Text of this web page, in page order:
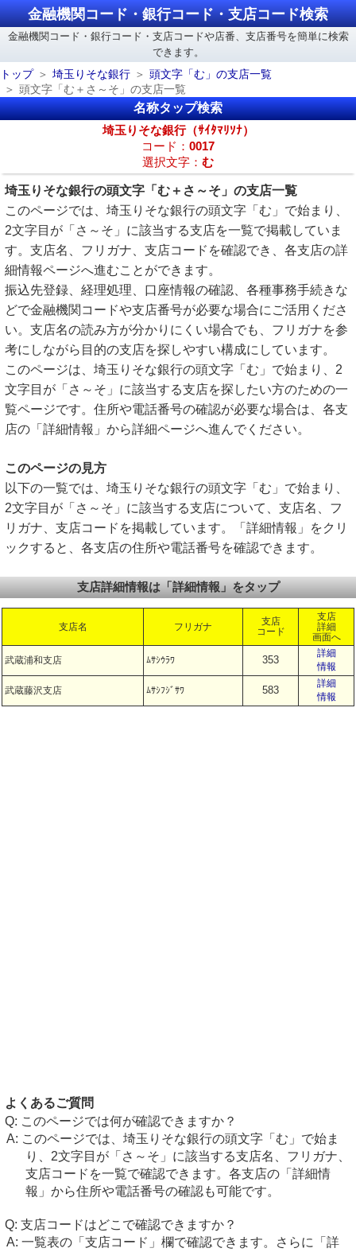
金融機関コード・銀行コード・支店コード検索
金融機関コード・銀行コード・支店コードや店番、支店番号を簡単に検索
できます。
トップ
埼玉りそな銀行
頭文字「む」の支店一覧
頭文字「む＋さ～そ」の支店一覧
名称タップ検索
埼玉りそな銀行（ｻｲﾀﾏﾘｿﾅ）
コード： 0017
選択文字： む
埼玉りそな銀行の頭文字「む＋さ～そ」の支店一覧
このページでは、埼玉りそな銀行の頭文字「む」で始まり、
2文字目が「さ～そ」に該当する支店を一覧で掲載していま
す。支店名、フリガナ、支店コードを確認でき、各支店の詳
細情報ページへ進むことができます。
振込先登録、経理処理、口座情報の確認、各種事務手続きな
どで金融機関コードや支店番号が必要な場合にご活用くださ
い。支店名の読み方が分かりにくい場合でも、フリガナを参
考にしながら目的の支店を探しやすい構成にしています。
このページは、埼玉りそな銀行の頭文字「む」で始まり、2
文字目が「さ～そ」に該当する支店を探したい方のための一
覧ページです。住所や電話番号の確認が必要な場合は、各支
店の「詳細情報」から詳細ページへ進んでください。
このページの見方
以下の一覧では、埼玉りそな銀行の頭文字「む」で始まり、
2文字目が「さ～そ」に該当する支店について、支店名、フ
リガナ、支店コードを掲載しています。「詳細情報」をクリ
ックすると、各支店の住所や電話番号を確認できます。
支店詳細情報は「詳細情報」をタップ
支店名 フリガナ
支店
コード
支店
詳細
画面へ
武蔵浦和支店 ﾑｻｼｳﾗﾜ 353
詳細
情報
武蔵藤沢支店 ﾑｻｼﾌｼﾞｻﾜ 583
詳細
情報
よくあるご質問
このページでは何が確認できますか？
このページでは、埼玉りそな銀行の頭文字「む」で始ま
り、2文字目が「さ～そ」に該当する支店名、フリガナ、
支店コードを一覧で確認できます。各支店の「詳細情
報」から住所や電話番号の確認も可能です。
支店コードはどこで確認できますか？
一覧表の「支店コード」欄で確認できます。さらに「詳